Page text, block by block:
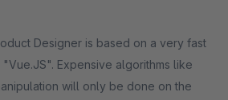
Designer is based on a very fast
Expensive algorithms like
will only be done on the